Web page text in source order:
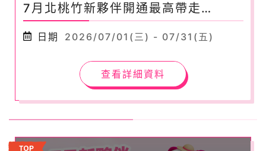
7月北桃竹新夥伴開通最高帶走
$12,300元！
日期 2026/07/01(三) - 07/31(五)
查看詳細資料